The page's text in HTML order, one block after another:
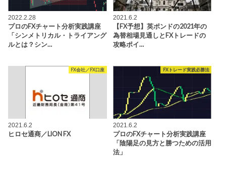
2022.2.28
プロのFXチャート分析実践講座
「シンメトリカル・トライアング
ルとは？シン…
2021.6.2
【FX予想】英ポンドの2021年の
為替相場見通しとFXトレードの
攻略ポイ…
FX会社／FX口座
2021.6.2
ヒロセ通商／LION FX
FXトレード実践必勝法
2021.6.2
プロのFXチャート分析実践講座
「陰陽足の見方と勝つための活用
法」